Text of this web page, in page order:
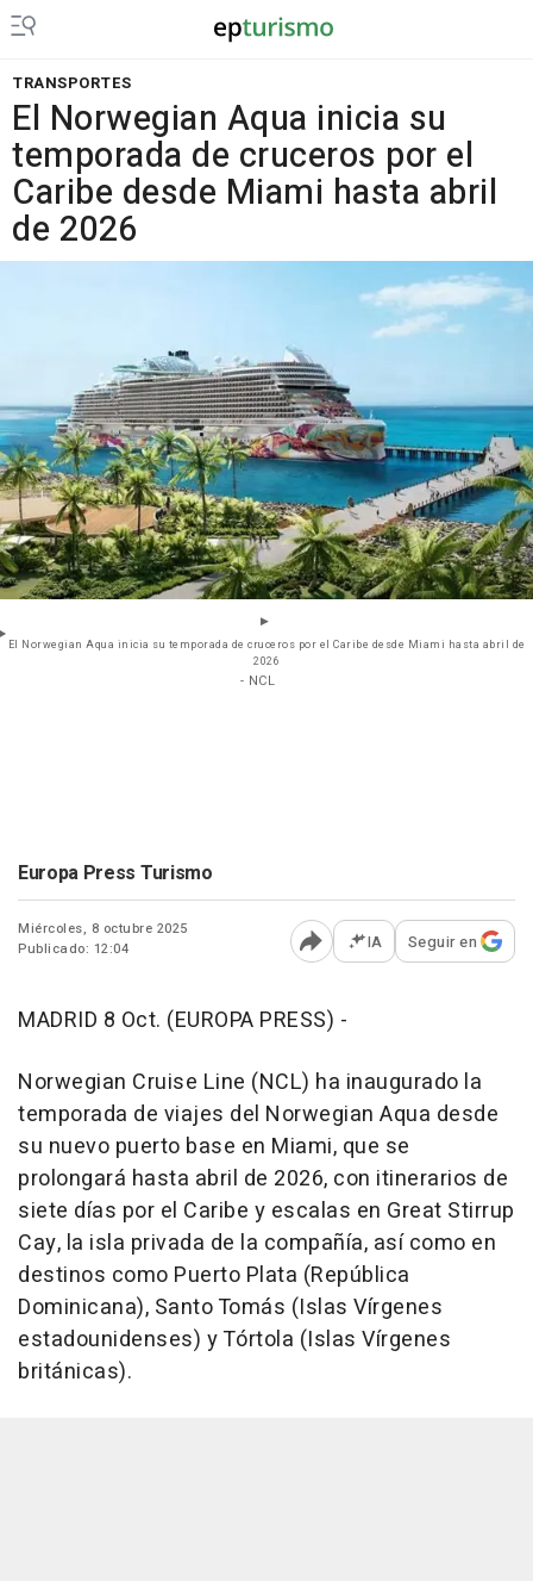
TRANSPORTES
El Norwegian Aqua inicia su
temporada de cruceros por el
Caribe desde Miami hasta abril
de 2026
El Norwegian Aqua inicia su temporada de cruceros por el Caribe desde Miami hasta abril de
2026
- NCL
Europa Press Turismo
Miércoles, 8 octubre 2025
Publicado: 12:04
Abrir opciones para
IA Seguir en
MADRID 8 Oct. (EUROPA PRESS) -
Norwegian Cruise Line (NCL) ha inaugurado la
temporada de viajes del Norwegian Aqua desde
su nuevo puerto base en Miami, que se
prolongará hasta abril de 2026, con itinerarios de
siete días por el Caribe y escalas en Great Stirrup
Cay, la isla privada de la compañía, así como en
destinos como Puerto Plata (República
Dominicana), Santo Tomás (Islas Vírgenes
estadounidenses) y Tórtola (Islas Vírgenes
británicas).